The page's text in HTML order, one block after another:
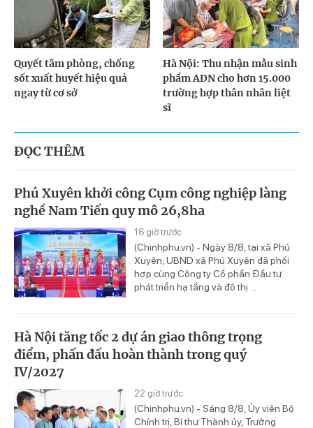
Quyết tâm phòng, chống
sốt xuất huyết hiệu quả
ngay từ cơ sở
Hà Nội: Thu nhận mẫu sinh
phẩm ADN cho hơn 15.000
trường hợp thân nhân liệt
sĩ
ĐỌC THÊM
Phú Xuyên khởi công Cụm công nghiệp làng
nghề Nam Tiến quy mô 26,8ha
16 giờ trước
(Chinhphu.vn) - Ngày 8/8, tại xã Phú
Xuyên, UBND xã Phú Xuyên đã phối
hợp cùng Công ty Cổ phần Đầu tư
phát triển hạ tầng và đô thị ...
Hà Nội tăng tốc 2 dự án giao thông trọng
điểm, phấn đấu hoàn thành trong quý
IV/2027
22 giờ trước
(Chinhphu.vn) - Sáng 8/8, Ủy viên Bộ
Chính trị, Bí thư Thành ủy, Trưởng